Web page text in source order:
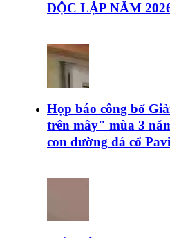
ĐỘC LẬP NĂM
Họp báo công bố
trên mây" mùa 3
con đường đá cổ Pavi